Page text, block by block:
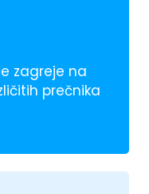
zagreje na
prečnika